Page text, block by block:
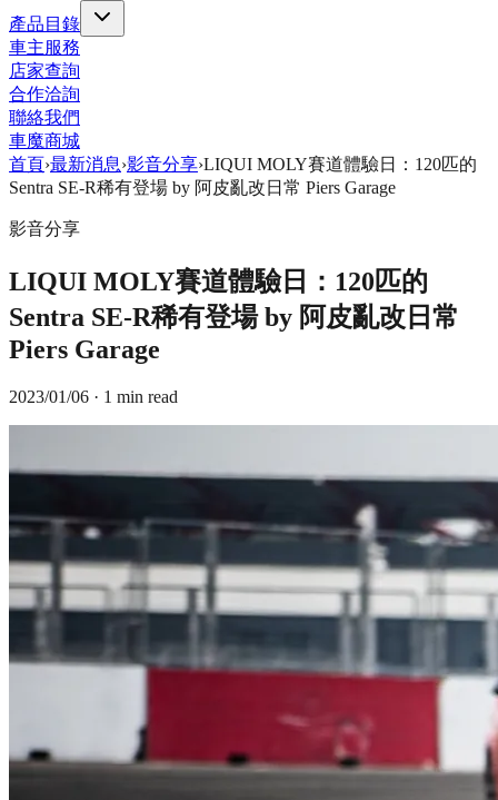
產品目錄
車主服務
店家查詢
合作洽詢
聯絡我們
車魔商城
首頁›最新消息›影音分享›LIQUI MOLY賽道體驗日：120匹的
Sentra SE-R稀有登場 by 阿皮亂改日常 Piers Garage
影音分享
LIQUI MOLY賽道體驗日：120匹的
Sentra SE-R稀有登場 by 阿皮亂改日常
Piers Garage
2023/01/06 · 1 min read